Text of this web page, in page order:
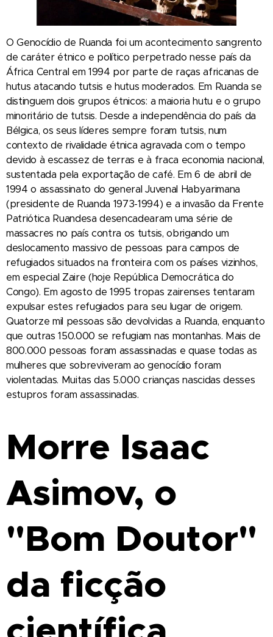
O Genocídio de Ruanda foi um acontecimento sangrento
de caráter étnico e político perpetrado nesse país da
África Central em 1994 por parte de raças africanas de
hutus atacando tutsis e hutus moderados. Em Ruanda se
distinguem dois grupos étnicos: a maioria hutu e o grupo
minoritário de tutsis. Desde a independência do país da
Bélgica, os seus líderes sempre foram tutsis, num
contexto de rivalidade étnica agravada com o tempo
devido à escassez de terras e à fraca economia nacional,
sustentada pela exportação de café. Em 6 de abril de
1994 o assassinato do general Juvenal Habyarimana
(presidente de Ruanda 1973-1994) e a invasão da Frente
Patriótica Ruandesa desencadearam uma série de
massacres no país contra os tutsis, obrigando um
deslocamento massivo de pessoas para campos de
refugiados situados na fronteira com os países vizinhos,
em especial Zaire (hoje República Democrática do
Congo). Em agosto de 1995 tropas zairenses tentaram
expulsar estes refugiados para seu lugar de origem.
Quatorze mil pessoas são devolvidas a Ruanda, enquanto
que outras 150.000 se refugiam nas montanhas. Mais de
800.000 pessoas foram assassinadas e quase todas as
mulheres que sobreviveram ao genocídio foram
violentadas. Muitas das 5.000 crianças nascidas desses
estupros foram assassinadas.
Morre Isaac
Asimov, o
"Bom Doutor"
da ficção